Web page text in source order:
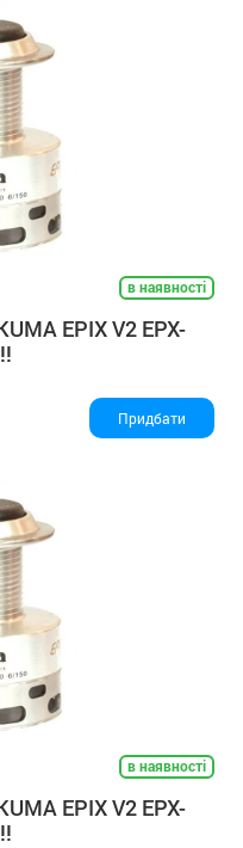
в наявності
EPIX V2 EPX-
Придбати
в наявності
EPIX V2 EPX-